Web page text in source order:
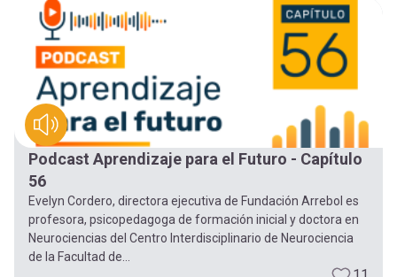
Podcast Aprendizaje para el Futuro - Capítulo
56
Evelyn Cordero, directora ejecutiva de Fundación Arrebol es
profesora, psicopedagoga de formación inicial y doctora en
Neurociencias del Centro Interdisciplinario de Neurociencia
de la Facultad de...